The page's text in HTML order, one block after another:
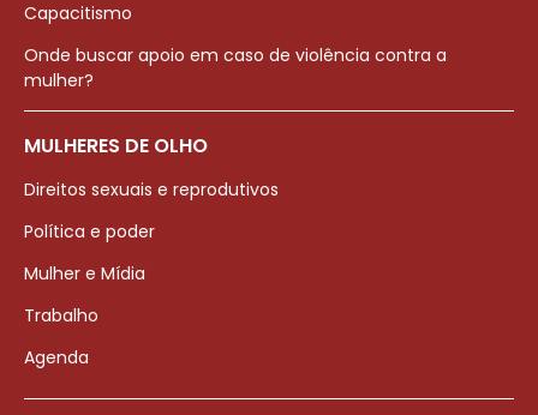
Capacitismo
Onde buscar apoio em caso de violência contra a
mulher?
MULHERES DE OLHO
Direitos sexuais e reprodutivos
Política e poder
Mulher e Mídia
Trabalho
Agenda